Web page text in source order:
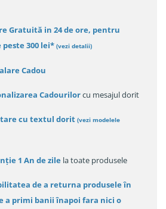
Gratuită in 24 de ore, pentru
300 lei* (vezi detalii)
Cadou
Cadourilorcu mesajul dorit
cu textul dorit (vezi modelele
1 An de zile la toate produsele
de a returna produsele în
a primi banii înapoi fara nici o